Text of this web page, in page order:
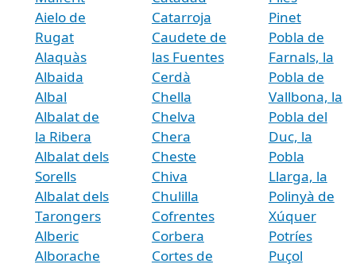
Aielo de
Rugat
Alaquàs
Albaida
Albal
Albalat de
la Ribera
Albalat dels
Sorells
Albalat dels
Tarongers
Alberic
Alborache
Catarroja
Caudete de
las Fuentes
Cerdà
Chella
Chelva
Chera
Cheste
Chiva
Chulilla
Cofrentes
Corbera
Cortes de
Pinet
Pobla de
Farnals, la
Pobla de
Vallbona, la
Pobla del
Duc, la
Pobla
Llarga, la
Polinyà de
Xúquer
Potríes
Puçol